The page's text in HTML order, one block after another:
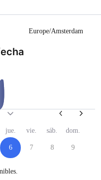
(Paso 1 de 2)
Europe/Amsterdam
jue. vie. sáb. dom.
6 7 8
9